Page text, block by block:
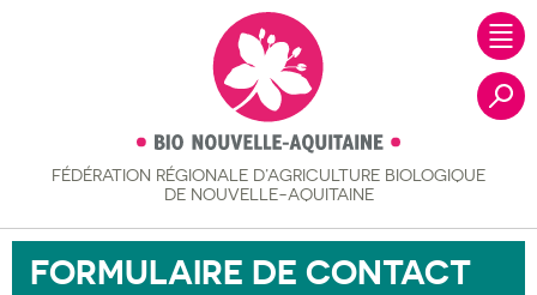
FÉDÉRATION RÉGIONALE D’AGRICULTURE BIOLOGIQUE
DE NOUVELLE-AQUITAINE
FORMULAIRE DE CONTACT